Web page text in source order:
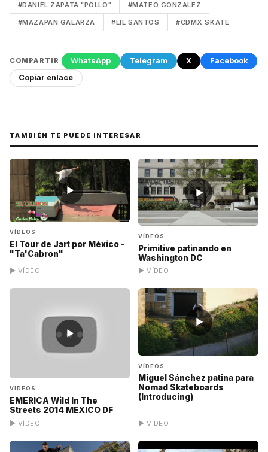
#DANIEL ZAPATA "POLLO" #MATEO GONZALEZ
#MAZAPAN GALARZA #LIL SANTOS #CDMX SKATE
COMPARTIR WhatsApp Telegram X
Facebook
Copiar enlace
TAMBIÉN TE PUEDE INTERESAR
▶
VÍDEOS
El Tour de Jart por México -
"Ta'Cabron"
▶ VÍDEO
▶
VÍDEOS
Primitive patinando en
Washington DC
▶ VÍDEO
▶
VÍDEOS
EMERICA Wild In The
Streets 2014 MEXICO DF
▶ VÍDEO
▶
VÍDEOS
Miguel Sánchez patina para
Nomad Skateboards
(Introducing)
▶ VÍDEO